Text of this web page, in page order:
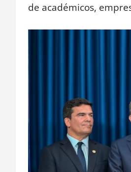
de académicos,